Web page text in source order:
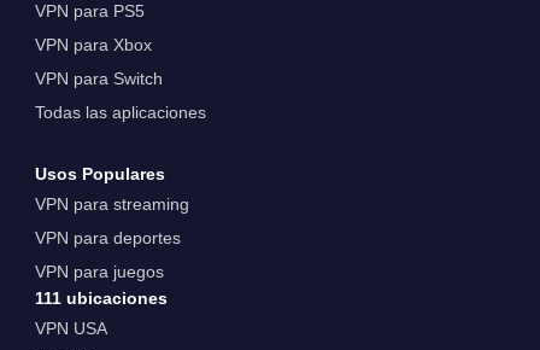
VPN para PS5
VPN para Xbox
VPN para Switch
Todas las aplicaciones
Usos Populares
VPN para streaming
VPN para deportes
VPN para juegos
111 ubicaciones
VPN USA